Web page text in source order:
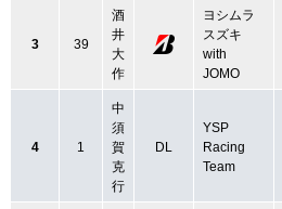
3 39
酒
井
大
作
ヨシムラ
スズキ
with
JOMO
4 1
中
須
賀
克
行
DL
YSP
Racing
Team